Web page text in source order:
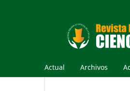
Actual Archivos